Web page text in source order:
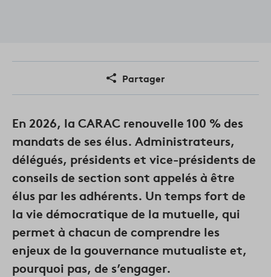
Partager
En 2026, la CARAC renouvelle 100 % des
mandats de ses élus. Administrateurs,
délégués, présidents et vice-présidents de
conseils de section sont appelés à être
élus par les adhérents. Un temps fort de
la vie démocratique de la mutuelle, qui
permet à chacun de comprendre les
enjeux de la gouvernance mutualiste et,
pourquoi pas, de s’engager.